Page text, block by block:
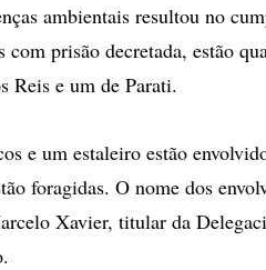
ambientais resultou no
prisão decretada, estão
Reis e um de Parati.
e um estaleiro estão
foragidas. O nome dos
Xavier, titular da